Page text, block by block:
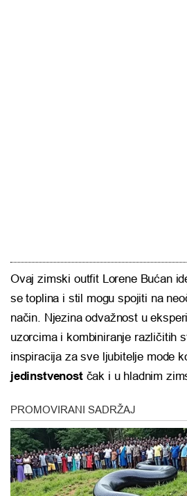
Ovaj zimski outfit Lorene Bućan
se toplina i stil mogu spojiti na
način. Njezina odvažnost u
uzorcima i kombiniranje različitih
inspiracija za sve ljubitelje mode
jedinstvenostčak i u hladnim